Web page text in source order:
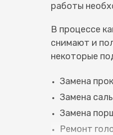
работы
В процессе
снимают и
некоторые
Замена
Замена
Замена
Ремонт